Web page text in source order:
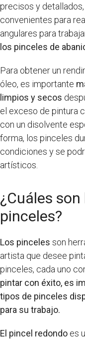
precisos y
convenientes para
angulares para
los pinceles de
Para obtener un
óleo, es importante
limpios y secos
el exceso de pintura
con un disolvente
forma, los pinceles
condiciones y se
artísticos.
¿Cuáles
pinceles?
Los pinceles son
artista que desee
pinceles, cada uno
pintar con éxito, es
tipos de pinceles
para su trabajo.
El pincel redondo es